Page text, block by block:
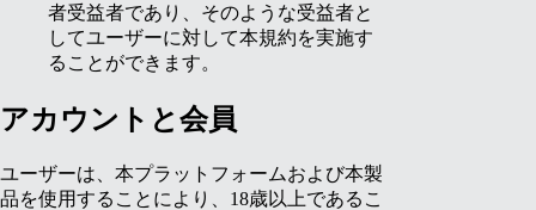
者受益者であり、そのような受益者と
してユーザーに対して本規約を実施す
ることができます。
アカウントと会員
ユーザーは、本プラットフォームおよび本製
品を使用することにより、18歳以上であるこ